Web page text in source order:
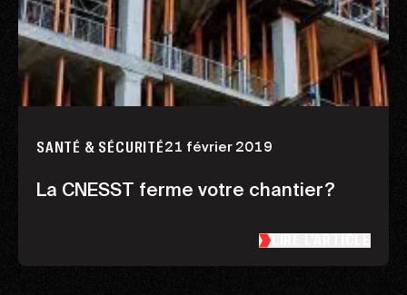
SANTÉ & SÉCURITÉ21 février 2019
La CNESST ferme votre chantier?